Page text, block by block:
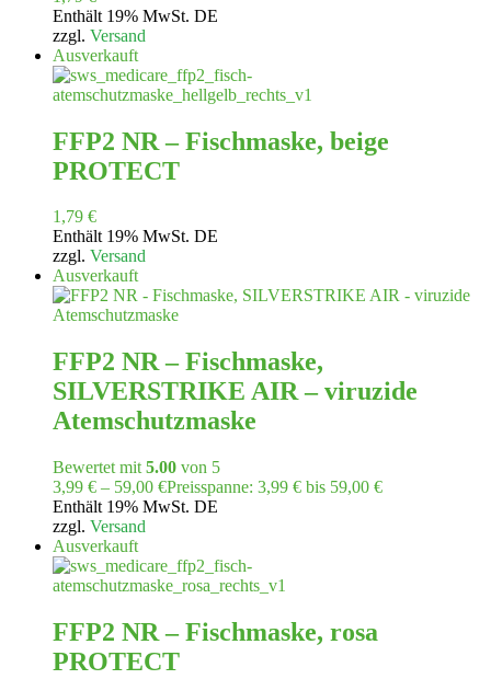
Enthält 19% MwSt. DE
zzgl. Versand
Ausverkauft
FFP2 NR – Fischmaske, beige
PROTECT
1,79 €
Enthält 19% MwSt. DE
zzgl. Versand
Ausverkauft
FFP2 NR – Fischmaske,
SILVERSTRIKE AIR – viruzide
Atemschutzmaske
Bewertet mit 5.00 von 5
3,99 € – 59,00 €Preisspanne: 3,99 € bis 59,00 €
Enthält 19% MwSt. DE
zzgl. Versand
Ausverkauft
FFP2 NR – Fischmaske, rosa
PROTECT